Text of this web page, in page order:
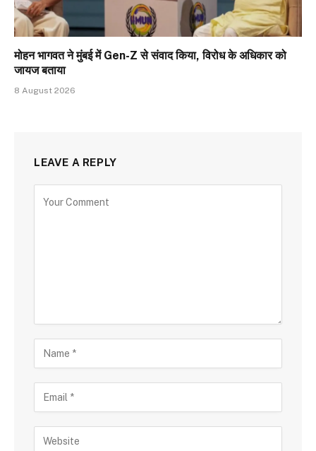
मोहन भागवत ने मुंबई में Gen-Z से संवाद किया, विरोध के अधिकार को
जायज बताया
8 August 2026
LEAVE A REPLY